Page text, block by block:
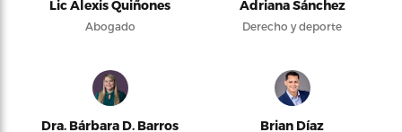
Lic Alexis Quiñones
Abogado
Adriana Sánchez
Derecho y deporte
Dra. Bárbara D. Barros Brian Díaz